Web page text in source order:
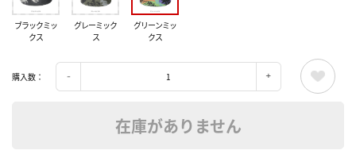
ブラックミッ
クス
グレーミック
ス
グリーンミッ
クス
購入数：
在庫がありません